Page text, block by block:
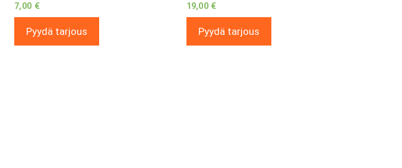
7,00 €
Pyydä tarjous
19,00 €
Pyydä tarjous